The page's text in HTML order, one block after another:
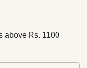
above Rs. 1100